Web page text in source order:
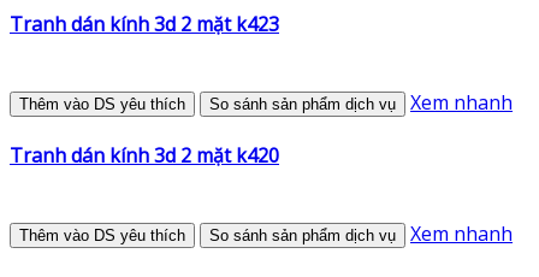
Tranh dán kính 3d 2 mặt k423
Thêm vào DS yêu thích So sánh sản phẩm dịch vụ Xem nhanh
Tranh dán kính 3d 2 mặt k420
Thêm vào DS yêu thích So sánh sản phẩm dịch vụ Xem nhanh